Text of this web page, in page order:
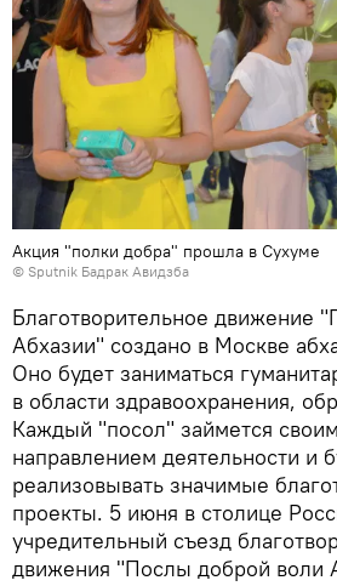
Акция "полки добра" прошла в Сухуме
© Sputnik Бадрак Авидзба
Благотворительное движение
Абхазии" создано в Москве
Оно будет заниматься
в области здравоохранения,
Каждый "посол" займется
направлением деятельности и
реализовывать значимые
проекты. 5 июня в столице
учредительный съезд
движения "Послы доброй воли